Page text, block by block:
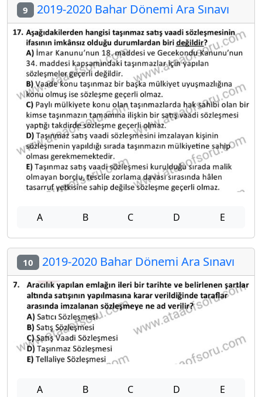
9 2019-2020 Bahar Dönemi Ara Sınavı
A B C D E
10 2019-2020 Bahar Dönemi Ara Sınavı
A B C D E